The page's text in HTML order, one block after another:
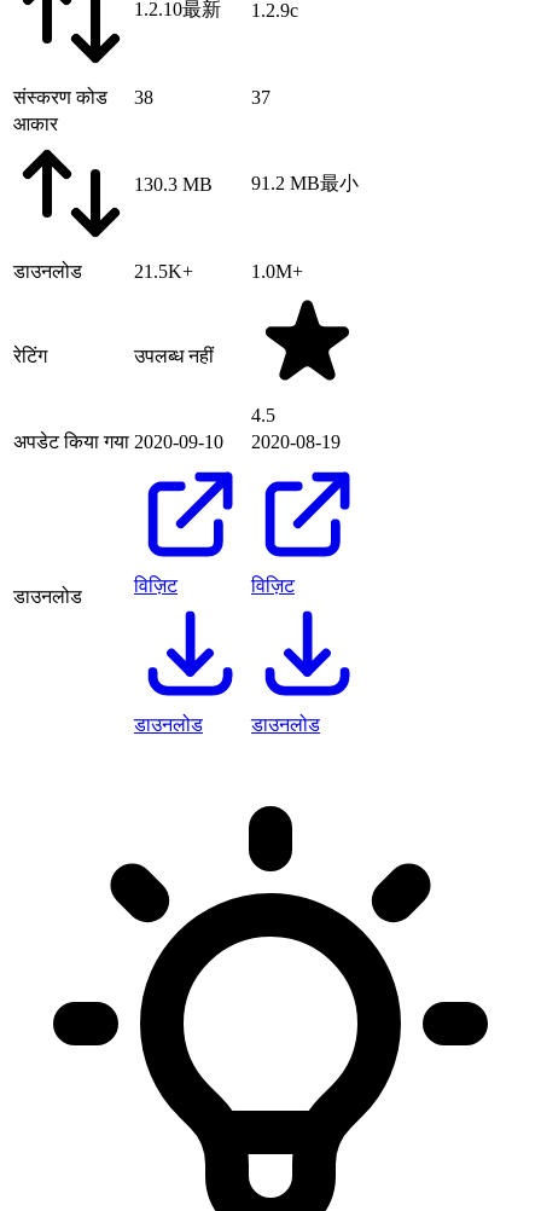
1.2.10最新 1.2.9c
संस्करण कोड 38
37
आकार
130.3 MB 91.2 MB最小
डाउनलोड 21.5K+ 1.0M+
रेटिंग उपलब्ध नहीं
4.5
अपडेट किया गया 2020-09-10 2020-08-19
डाउनलोड
विज़िट
डाउनलोड
विज़िट
डाउनलोड